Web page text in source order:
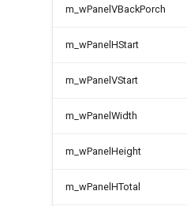
m_wPanelVBackPorch
m_wPanelHStart
m_wPanelVStart
m_wPanelWidth
m_wPanelHeight
m_wPanelHTotal